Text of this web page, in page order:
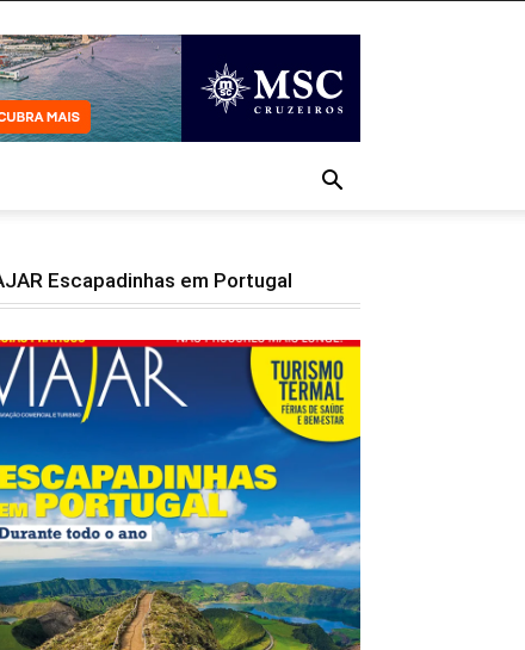
Escapadinhas em Portugal